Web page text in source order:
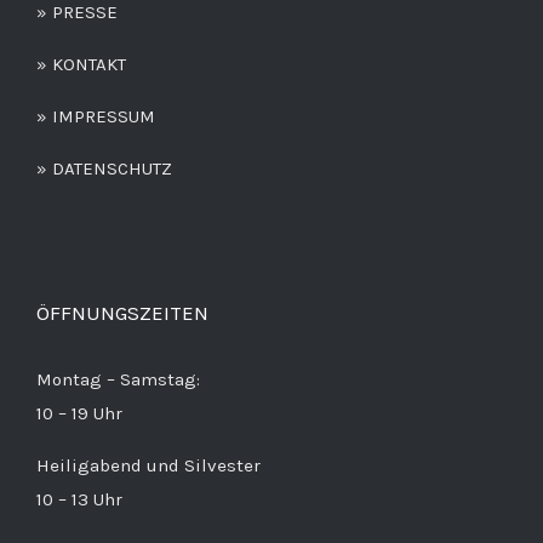
» PRESSE
» KONTAKT
» IMPRESSUM
» DATENSCHUTZ
ÖFFNUNGSZEITEN
Montag – Samstag:
10 – 19 Uhr
Heiligabend und Silvester
10 – 13 Uhr